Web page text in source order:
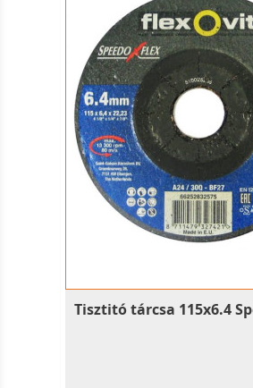
Tisztitó tárcsa 115x6.4